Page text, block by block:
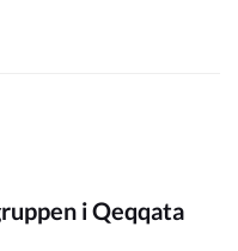
i Qeqqata